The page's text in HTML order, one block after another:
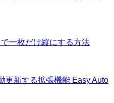
一枚だけ縦にする方法
更新する拡張機能 Easy Auto